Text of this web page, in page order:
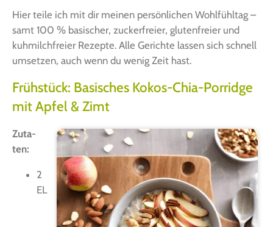
Hier tei­le ich mit dir mei­nen per­sön­li­chen Wohl­fühl­tag –
samt 100 % basi­scher, zucker­frei­er, glu­ten­frei­er und
kuh­milch­frei­er Rezep­te. Alle Gerich­te las­sen sich schnell
umset­zen, auch wenn du wenig Zeit hast.
Frühstück: Basisches Kokos-Chia-Porridge
mit Apfel & Zimt
Zuta­
ten:
2
EL